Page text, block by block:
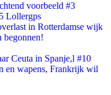
voorbeeld #3
Lollergps
in Rotterdamse wijk
begonnen!
Ceuta in Spanje,l #10
en wapens, Frankrijk wil